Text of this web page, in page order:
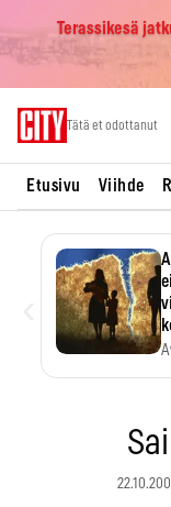
Terassikesä
Tätä et odottanut
Etusivu Viihde